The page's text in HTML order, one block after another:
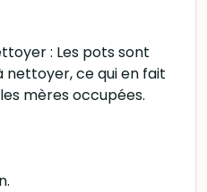
: Les pots sont
ce qui en fait
mères occupées.